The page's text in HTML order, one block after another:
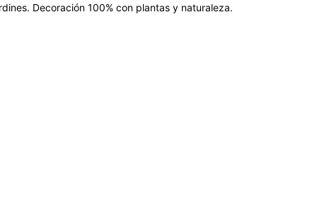
Decoración 100% con plantas y naturaleza.